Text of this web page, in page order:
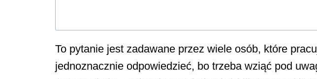
To pytanie jest zadawane przez wiele osób, które
jednoznacznie odpowiedzieć, bo trzeba wziąć pod